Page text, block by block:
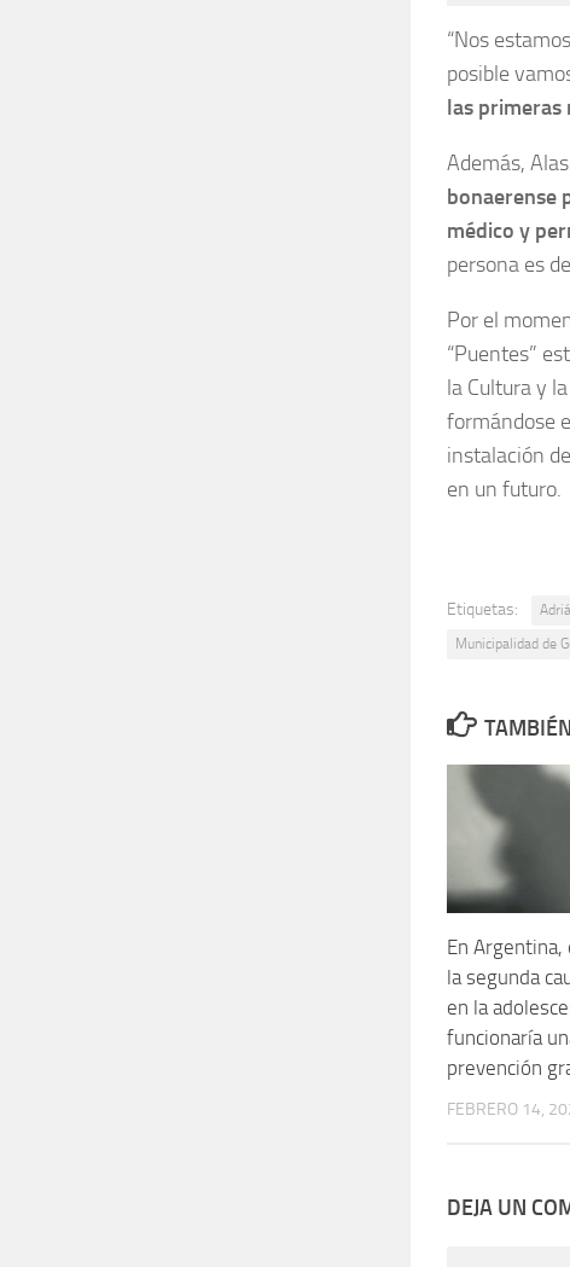
“Nos
posible
las primeras
Además,
bonaerense
médico y
persona es
Por el
“Puentes”
la Cultura y
formándose
instalación
en un futuro.
Etiquetas:
Municipalidad de
En Argentina,
la segunda
en la
funcionaría
prevención
FEBRERO 14,
DEJA UN